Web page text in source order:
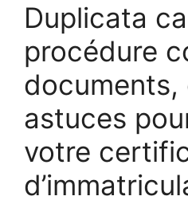
Duplicata
procédure
astuces
votre